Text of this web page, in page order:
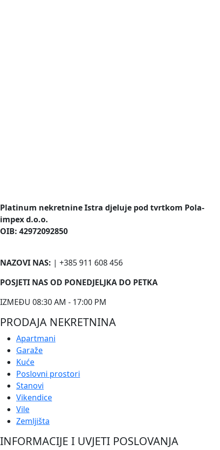
Platinum nekretnine Istra djeluje pod tvrtkom Pola-
impex d.o.o.
OIB: 42972092850
NAZOVI NAS: | +385 911 608 456
POSJETI NAS OD PONEDJELJKA DO PETKA
IZMEĐU 08:30 AM - 17:00 PM
PRODAJA NEKRETNINA
Apartmani
Garaže
Kuće
Poslovni prostori
Stanovi
Vikendice
Vile
Zemljišta
INFORMACIJE I UVJETI POSLOVANJA